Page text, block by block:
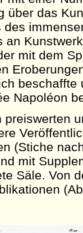
über das
des
an
mit dem
beschaffte
Napoléon
preiswerten
(Stiche
mit
Säle. Von